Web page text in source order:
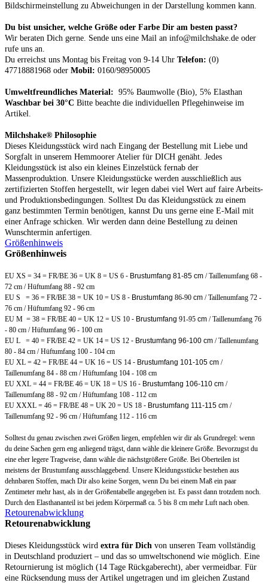
Bildschirmeinstellung zu Abweichungen in der Darstellung kommen kann.
Du bist unsicher, welche Größe oder Farbe Dir am besten passt?
Wir beraten Dich gerne. Sende uns eine Mail an info@milchshake.de oder
rufe uns an.
Du erreichst uns Montag bis Freitag von 9-14 Uhr Telefon: (0)
47718881968 oder Mobil: 0160/98950005
Umweltfreundliches Material: 95% Baumwolle (Bio), 5% Elasthan
Waschbar bei 30°C Bitte beachte die individuellen Pflegehinweise im
Artikel.
Milchshake® Philosophie
Dieses Kleidungsstück wird nach Eingang der Bestellung mit Liebe und
Sorgfalt in unserem Hemmoorer Atelier für DICH genäht. Jedes
Kleidungsstück ist also ein kleines Einzelstück fernab der
Massenproduktion. Unsere Kleidungsstücke werden ausschließlich aus
zertifizierten Stoffen hergestellt, wir legen dabei viel Wert auf faire Arbeits-
und Produktionsbedingungen. Solltest Du das Kleidungsstück zu einem
ganz bestimmten Termin benötigen, kannst Du uns gerne eine E-Mail mit
einer Anfrage schicken. Wir werden dann deine Bestellung zu deinen
Wunschtermin anfertigen.
Größenhinweis
Größenhinweis
EU XS = 34 = FR/BE 36 = UK 8 = US 6 - Brustumfang 81-85 cm / Taillenumfang 68 -
72 cm / Hüftumfang 88 - 92 cm
EU S = 36 = FR/BE 38 = UK 10 = US 8 - Brustumfang 86-90 cm / Taillenumfang 72 -
76 cm / Hüftumfang 92 - 96 cm
EU M = 38 = FR/BE 40 = UK 12 = US 10 - Brustumfang 91-95 cm / Taillenumfang 76
- 80 cm / Hüftumfang 96 - 100 cm
EU L = 40 = FR/BE 42 = UK 14 = US 12 - Brustumfang 96-100 cm / Taillenumfang
80 - 84 cm / Hüftumfang 100 - 104 cm
EU XL = 42 = FR/BE 44 = UK 16 = US 14 - Brustumfang 101-105 cm /
Taillenumfang 84 - 88 cm / Hüftumfang 104 - 108 cm
EU XXL = 44 = FR/BE 46 = UK 18 = US 16 - Brustumfang 106-110 cm /
Taillenumfang 88 - 92 cm / Hüftumfang 108 - 112 cm
EU XXXL = 46 = FR/BE 48 = UK 20 = US 18 - Brustumfang 111-115 cm /
Taillenumfang 92 - 96 cm / Hüftumfang 112 - 116 cm
Solltest du genau zwischen zwei Größen liegen, empfehlen wir dir als Grundregel: wenn
du deine Sachen gern eng anliegend trägst, dann wähle die kleinere Größe. Bevorzugst du
eine eher legere Tragweise, dann wähle die nächstgrößere Größe. Bei Oberteilen ist
meistens der Brustumfang ausschlaggebend. Unsere Kleidungsstücke bestehen aus
dehnbaren Stoffen, mach Dir also keine Sorgen, wenn Du bei einem Maß ein paar
Zentimeter mehr hast, als in der Größentabelle angegeben ist. Es passt dann trotzdem noch.
Durch den Elasthananteil ist bei jedem Körpermaß ca. 5 bis 8 cm mehr Luft nach oben.
Retourenabwicklung
Retourenabwicklung
Dieses Kleidungsstück wird extra für Dich von unseren Team vollständig
in Deutschland produziert – und das so umweltschonend wie möglich. Eine
Retournierung ist möglich (14 Tage Rückgaberecht), aber vermeidbar. Für
eine Rücksendung muss der Artikel ungetragen und im gleichen Zustand